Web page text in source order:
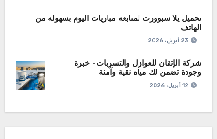
تحميل يلا سبوورت لمتابعة مباريات اليوم بسهولة من
الهاتف
23 أبريل، 2026
شركة الإتقان للعوازل والتسربات– خبرة
وجودة تضمن لك مياه نقية وآمنة
12 أبريل، 2026